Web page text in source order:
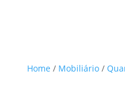
Home / Mobiliário/